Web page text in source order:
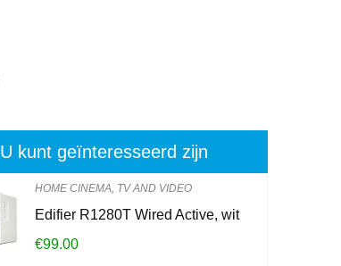
U kunt geïnteresseerd zijn
HOME CINEMA, TV AND VIDEO
Edifier R1280T Wired Active, wit
€99.00